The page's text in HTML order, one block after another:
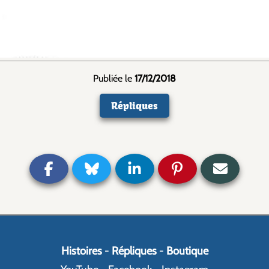
Publiée le 17/12/2018
Répliques
Histoires- Répliques- Boutique